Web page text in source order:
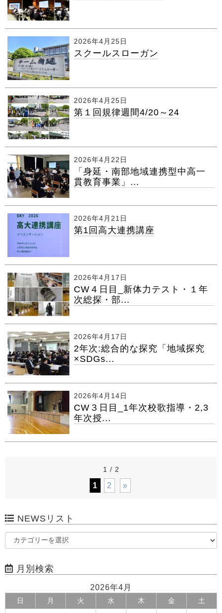
2026年4月25日
スクールスローガン
2026年4月25日
第１回規律週間4/20～24
2026年4月22日
「身延・南部地域連携型中高一
貫教育事業」...
2026年4月21日
第1回高大連携講座
2026年4月17日
CW４日目_新体力テスト・１年
次総探・部...
2026年4月17日
2年次:総合的な探究「地域探究
×SDGs...
2026年4月14日
CW３日目_1年次校歌指導・2,3
年次授...
1 / 2
1 2 »
NEWSリスト
月別検索
2026年4月
日 月 火 水 木 金 土